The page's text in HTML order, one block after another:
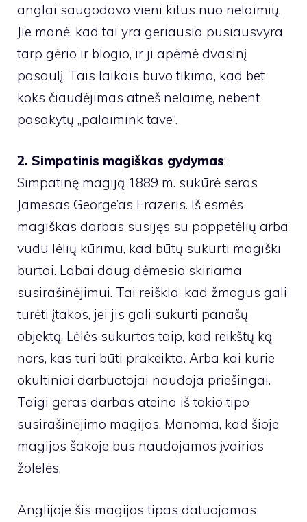
anglai saugodavo vieni kitus nuo nelaimių.
Jie manė, kad tai yra geriausia pusiausvyra
tarp gėrio ir blogio, ir ji apėmė dvasinį
pasaulį. Tais laikais buvo tikima, kad bet
koks čiaudėjimas atneš nelaimę, nebent
pasakytų „palaimink tave“.
2. Simpatinis magiškas gydymas:
Simpatinę magiją 1889 m. sukūrė seras
Jamesas George’as Frazeris. Iš esmės
magiškas darbas susijęs su poppetėlių arba
vudu lėlių kūrimu, kad būtų sukurti magiški
burtai. Labai daug dėmesio skiriama
susirašinėjimui. Tai reiškia, kad žmogus gali
turėti įtakos, jei jis gali sukurti panašų
objektą. Lėlės sukurtos taip, kad reikštų ką
nors, kas turi būti prakeikta. Arba kai kurie
okultiniai darbuotojai naudoja priešingai.
Taigi geras darbas ateina iš tokio tipo
susirašinėjimo magijos. Manoma, kad šioje
magijos šakoje bus naudojamos įvairios
žolelės.
Anglijoje šis magijos tipas datuojamas